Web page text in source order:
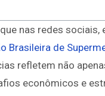
nas redes sociais,
Brasileira de
refletem não
econômicos e